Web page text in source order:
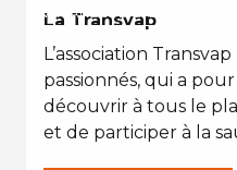
VACANCES D'ÉTÉ
La Transvap
L’association
passionnés, qui a
découvrir à tous le
et de participer à la